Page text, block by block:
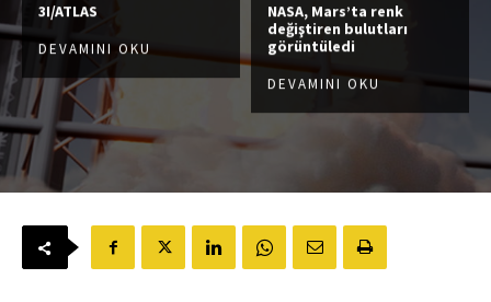
3I/ATLAS
DEVAMINI OKU
NASA, Mars’ta renk
değiştiren bulutları
görüntüledi
DEVAMINI OKU